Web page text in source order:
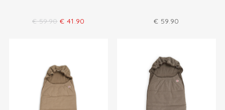
€ 59.90 € 41.90 € 59.90